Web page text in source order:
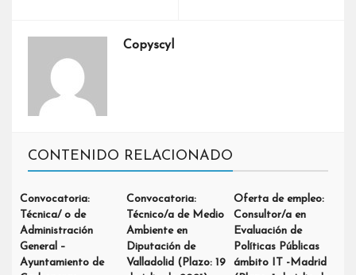
Copyscyl
CONTENIDO RELACIONADO
Convocatoria:
Técnica/ o de
Administración
General –
Ayuntamiento de
Convocatoria:
Técnico/a de Medio
Ambiente en
Diputación de
Valladolid (Plazo: 19
Oferta de empleo:
Consultor/a en
Evaluación de
Políticas Públicas
ámbito IT -Madrid